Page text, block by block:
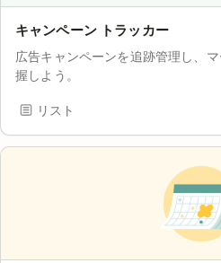
キャンペーン トラッカー
広告キャンペーンを追跡管理し、
握しよう。
リスト